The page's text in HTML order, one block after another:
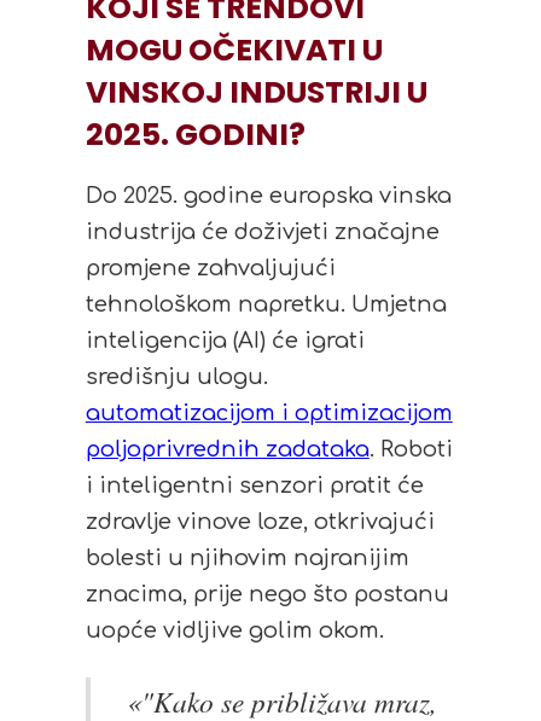
MOGU OČEKIVATI U
VINSKOJ INDUSTRIJI U
2025. GODINI?
Do 2025. godine europska vinska
industrija će doživjeti značajne
promjene zahvaljujući
tehnološkom napretku. Umjetna
inteligencija (AI) će igrati
središnju ulogu.
automatizacijom i optimizacijom
poljoprivrednih zadataka. Roboti
i inteligentni senzori pratit će
zdravlje vinove loze, otkrivajući
bolesti u njihovim najranijim
znacima, prije nego što postanu
uopće vidljive golim okom.
«"Kako se približava mraz,